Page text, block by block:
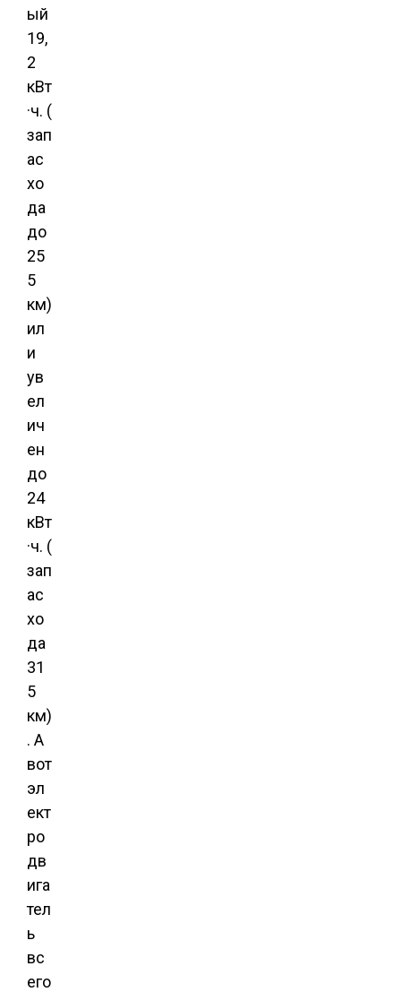
ый
19,
2
кВт
·ч. (
зап
ас
хо
да
до
25
5
км)
ил
и
ув
ел
ич
ен
до
24
кВт
·ч. (
зап
ас
хо
да
31
5
км)
. А
вот
эл
ект
ро
дв
ига
тел
ь
вс
его